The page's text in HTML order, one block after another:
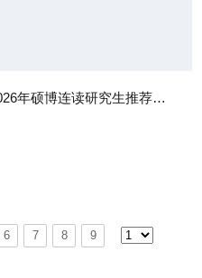
河北工业大学电气工程学院2026年硕博连读研究生推荐选拔工作实施细则
6 7 8 9